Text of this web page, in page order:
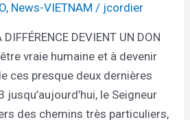
, News-VIETNAM / jcordier
DEVIENT UN DON
vraie humaine et à devenir
ces presque deux dernières
jusqu’aujourd’hui, le Seigneur
des chemins très particuliers,